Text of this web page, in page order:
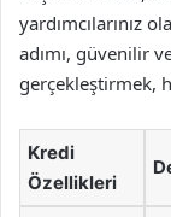
yardımcılarınız
adımı, güvenilir
gerçekleştirmek,
Kredi
Özellikleri